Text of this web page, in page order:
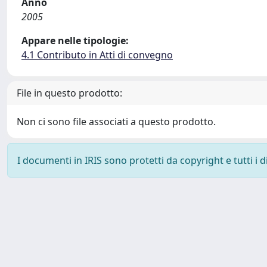
2005
Appare nelle tipologie:
4.1 Contributo in Atti di convegno
File in questo prodotto:
Non ci sono file associati a questo prodotto.
I documenti in IRIS sono protetti da copyright e tutti i